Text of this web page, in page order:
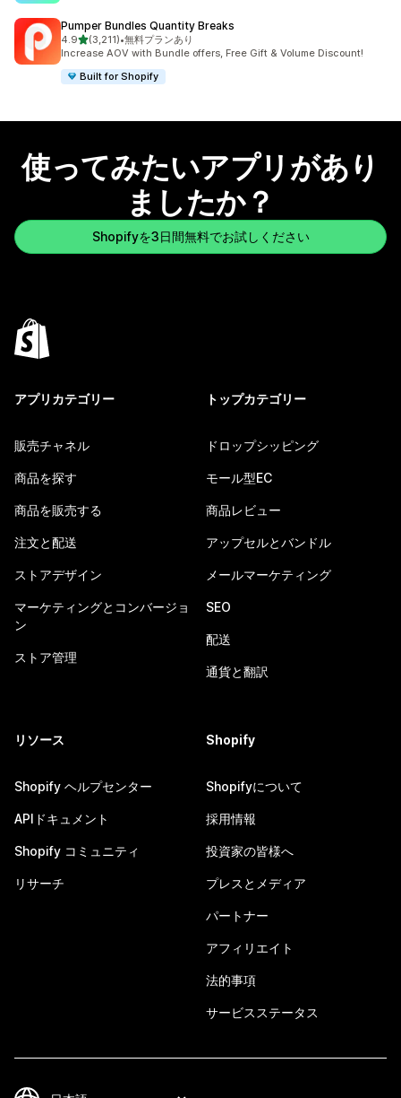
Pumper Bundles Quantity Breaks
4.95つ星中
(3,211)
合計レビュー数：3211件
•無料プランあり
Increase AOV with Bundle offers, Free Gift & Volume Discount!
Built for Shopify
使ってみたいアプリがあり
ましたか？
Shopifyを3日間無料でお試しください
アプリカテゴリー
販売チャネル
商品を探す
商品を販売する
注文と配送
ストアデザイン
マーケティングとコンバージョ
ン
ストア管理
トップカテゴリー
ドロップシッピング
モール型EC
商品レビュー
アップセルとバンドル
メールマーケティング
SEO
配送
通貨と翻訳
リソース
Shopify ヘルプセンター
APIドキュメント
Shopify コミュニティ
リサーチ
Shopify
Shopifyについて
採用情報
投資家の皆様へ
プレスとメディア
パートナー
アフィリエイト
法的事項
サービスステータス